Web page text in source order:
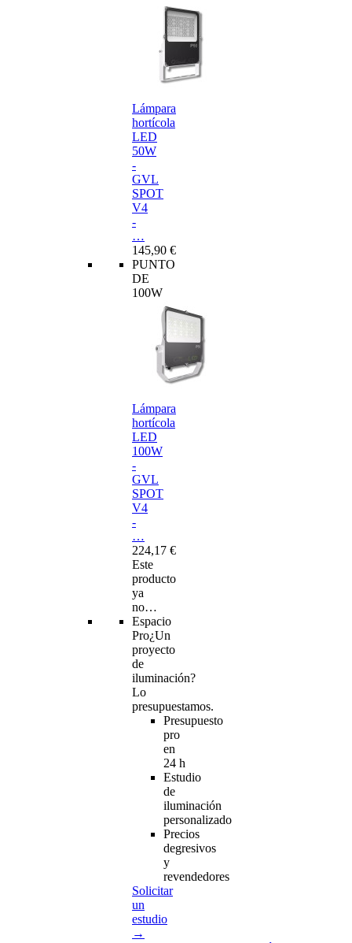
Lámpara
hortícola
LED
50W
-
GVL
SPOT
V4
-
…
145,90 €
PUNTO
DE
100W
Lámpara
hortícola
LED
100W
-
GVL
SPOT
V4
-
…
224,17 €
Este
producto
ya
no…
Espacio
Pro¿Un
proyecto
de
iluminación?
Lo
presupuestamos.
Presupuesto
pro
en
24 h
Estudio
de
iluminación
personalizado
Precios
degresivos
y
revendedores
Solicitar
un
estudio
→